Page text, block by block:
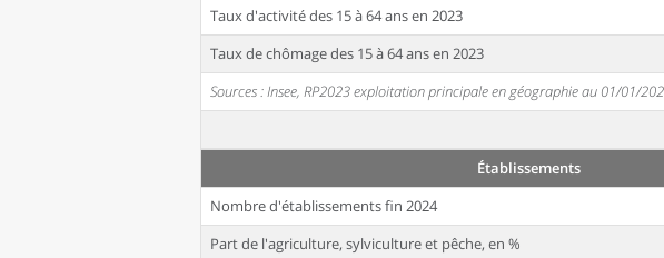
Taux d'activité des 15 à 64 ans en 2023
Taux de chômage des 15 à 64 ans en 2023
Sources : Insee, RP2023 exploitation principale en géographie au 01/01/
Établissements
Nombre d'établissements fin 2024
Part de l'agriculture, sylviculture et pêche, en %